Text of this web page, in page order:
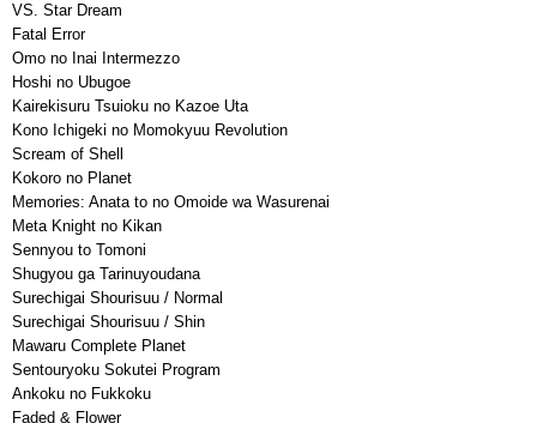
VS. Star Dream
Fatal Error
Omo no Inai Intermezzo
Hoshi no Ubugoe
Kairekisuru Tsuioku no Kazoe Uta
Kono Ichigeki no Momokyuu Revolution
Scream of Shell
Kokoro no Planet
Memories: Anata to no Omoide wa Wasurenai
Meta Knight no Kikan
Sennyou to Tomoni
Shugyou ga Tarinuyoudana
Surechigai Shourisuu / Normal
Surechigai Shourisuu / Shin
Mawaru Complete Planet
Sentouryoku Sokutei Program
Ankoku no Fukkoku
Faded & Flower